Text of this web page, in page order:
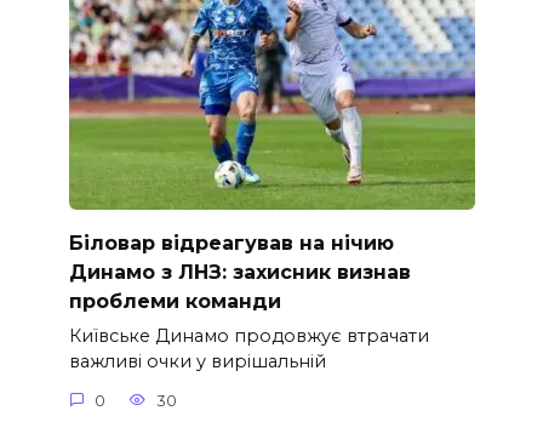
Біловар відреагував на нічию
Динамо з ЛНЗ: захисник визнав
проблеми команди
Київське Динамо продовжує втрачати
важливі очки у вирішальній
0 30